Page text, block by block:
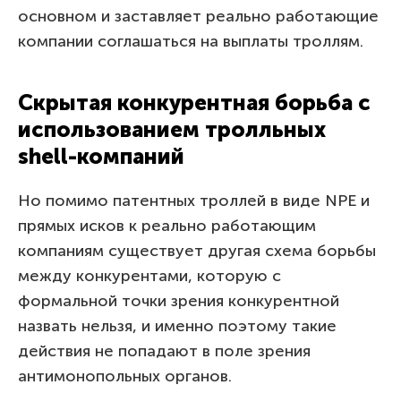
основном и заставляет реально работающие
компании соглашаться на выплаты троллям.
Скрытая конкурентная борьба с
использованием тролльных
shell-компаний
Но помимо патентных троллей в виде NPE и
прямых исков к реально работающим
компаниям существует другая схема борьбы
между конкурентами, которую с
формальной точки зрения конкурентной
назвать нельзя, и именно поэтому такие
действия не попадают в поле зрения
антимонопольных органов.